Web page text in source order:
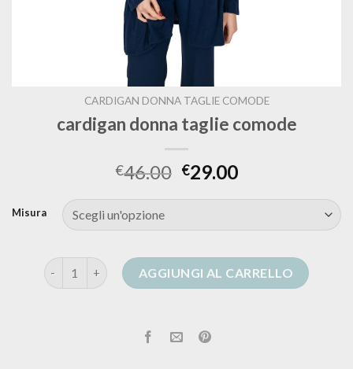
CARDIGAN DONNA TAGLIE COMODE
cardigan donna taglie comode
€46.00 €29.00
Misura
cardigan donna taglie comode quantità
AGGIUNGI AL CARRELLO